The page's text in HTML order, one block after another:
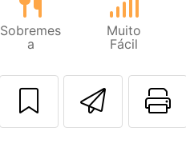
Sobremes
a
Muito
Fácil